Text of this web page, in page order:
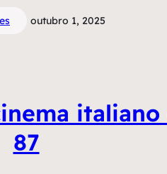
outubro 1, 2025
italiano
87